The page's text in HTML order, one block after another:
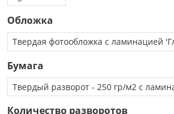
Обложка
Бумага
Количество разворотов